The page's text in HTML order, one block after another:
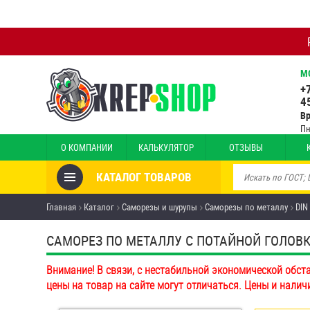
О КОМПАНИИ КАЛЬКУЛЯТОР ОТЗЫВЫ
КАТАЛОГ ТОВАРОВ
Товары со скидкой
Анкеры
Антивандальный крепёж,
инструмент
Болты и винты
Главная Каталог Саморезы и шурупы Саморезы по металлу
САМОРЕЗ ПО МЕТАЛЛУ С ПОТАЙНОЙ
Внимание! В связи, с нестабильной экономической
цены на товар на сайте могут отличаться. Цены и